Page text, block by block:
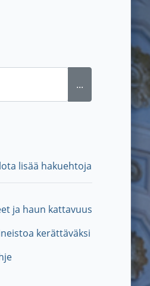
...
lisää hakuehtoja
ja haun kattavuus
kerättäväksi